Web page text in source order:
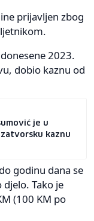
prijavljen zbog
2023.
dobio kaznu od
je u
kaznu
godinu dana se
Tako je
(100 KM po